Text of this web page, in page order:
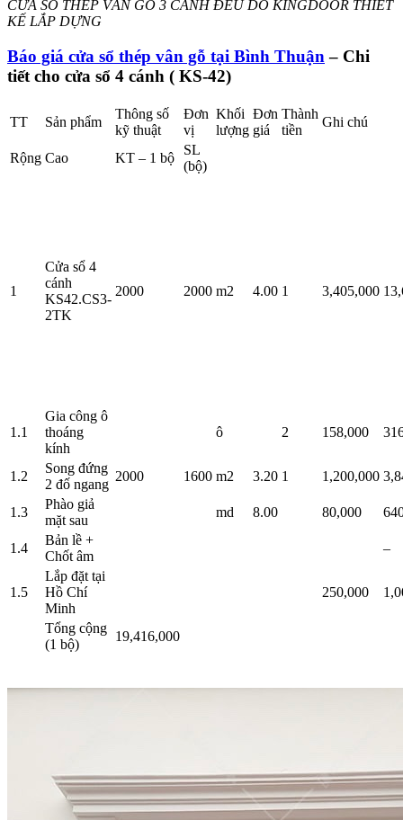
CỬA SỔ THÉP VÂN GỖ 3 CÁNH ĐỀU DO KINGDOOR THIẾT
KẾ LẮP DỰNG
Báo giá cửa sổ thép vân gỗ tại Bình Thuận – Chi
tiết cho cửa sổ 4 cánh ( KS-42)​
TT Sản phẩm
Thông số
kỹ thuật
Đơn
vị
Khối
lượng
Đơn
giá
Thành
tiền
Ghi chú
Rộng Cao KT – 1 bộ
SL
(bộ)
1
Cửa sổ 4
cánh
KS42.CS3-
2TK
2000 2000 m2 4.00 1 3,405,000
1.1
Gia công ô
thoáng
kính
ô 2 158,000
1.2
Song đứng
2 đố ngang
2000 1600 m2 3.20 1 1,200,000
1.3
Phào giả
mặt sau
md 8.00 80,000
1.4
Bản lề +
Chốt âm
–
1.5
Lắp đặt tại
Hồ Chí
Minh
250,000
Tổng cộng
(1 bộ)
19,416,000